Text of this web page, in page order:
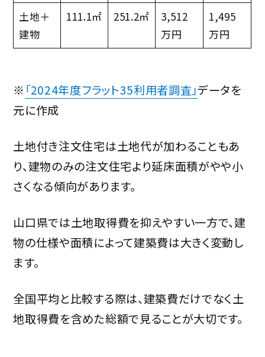
土地＋
建物
111.1㎡ 251.2㎡
3,512
万円
1,495
万円
※ 「2024年度フラット35利用者調査」データを
元に作成
土地付き注文住宅は土地代が加わることもあ
り、建物のみの注文住宅より延床面積がやや小
さくなる傾向があります。
山口県では土地取得費を抑えやすい一方で、建
物の仕様や面積によって建築費は大きく変動し
ます。
全国平均と比較する際は、建築費だけでなく土
地取得費を含めた総額で見ることが大切です。